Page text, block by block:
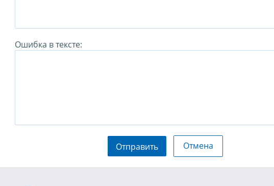
Ошибка в тексте:
Отправить Отмена